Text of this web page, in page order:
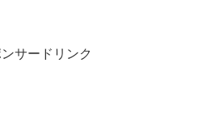
サードリンク